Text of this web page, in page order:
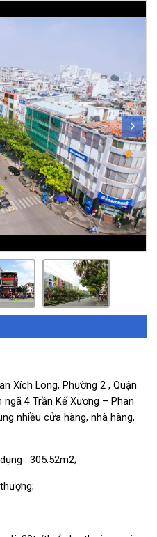
Xích Long, Phường 2 , Quận
ngã 4 Trần Kế Xương – Phan
nhiều cửa hàng, nhà hàng,
: 305.52m2;